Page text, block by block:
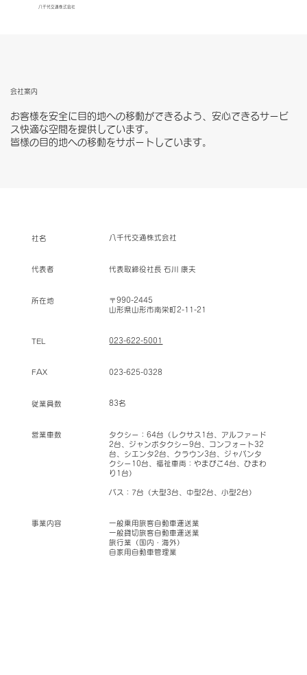
八千代交通株式会社
お客様を安全に目的地への移動ができるよう、安心できるサービ
ス快適な空間を提供しています。
皆様の目的地への移動をサポートしています。
会社案内
社名 八千代交通株式会社
代表者 代表取締役社長 石川 康夫
所在地
〒990-2445
山形県山形市南栄町2-11-21
TEL 023-622-5001
FAX 023-625-0328
従業員数 83名
営業車数 タクシー：64台（
レクサス1台、アルファード
2台、ジャンボタクシー9台、コンフォート32
台、シエンタ2台、クラウン3台、ジャパンタ
クシー10台、福祉車両：やまびこ4台、ひまわ
り1台）
バス：7台（大型3台、中型2台、小型2台）
事業内容
一般乗用旅客自動車運送業
一般貸切旅客自動車運送業
旅行業（国内・海外）
自家用自動車管理業